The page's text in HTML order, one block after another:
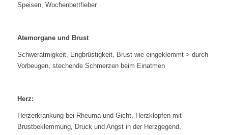
Speisen, Wochenbettfieber
Atemorgane und Brust
Schweratmigkeit, Engbrüstigkeit, Brust wie eingeklemmt > durch
Vorbeugen, stechende Schmerzen beim Einatmen
Herz:
Herzerkrankung bei Rheuma und Gicht, Herzklopfen mit
Brustbeklemmung, Druck und Angst in der Herzgegend,